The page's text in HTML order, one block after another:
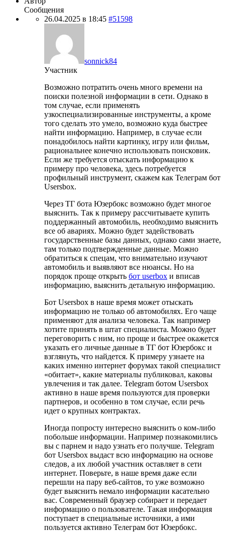
Сообщения
26.04.2025 в 18:45 #51598
sonnick84
Участник
Возможно потратить очень много времени на
поиски полезной информации в сети. Однако в
том случае, если применять
узкоспециализированные инструменты, а кроме
того сделать это умело, возможно куда быстрее
найти информацию. Например, в случае если
понадобилось найти картинку, игру или фильм,
рациональнее конечно использовать поисковик.
Если же требуется отыскать информацию к
примеру про человека, здесь потребуется
профильный инструмент, скажем как Телеграм бот
Usersbox.
Через ТГ бота Юзербокс возможно будет многое
выяснить. Так к примеру рассчитываете купить
поддержанный автомобиль, необходимо выяснить
все об авариях. Можно будет задействовать
государственные базы данных, однако сами знаете,
там только подтвержденные данные. Можно
обратиться к спецам, что внимательно изучают
автомобиль и выявляют все нюансы. Но на
порядок проще открыть бот userbox и вписав
информацию, выяснить детальную информацию.
Бот Usersbox в наше время может отыскать
информацию не только об автомобилях. Его чаще
применяют для анализа человека. Так например
хотите принять в штат специалиста. Можно будет
переговорить с ним, но проще и быстрее окажется
указать его личные данные в ТГ бот Юзербокс и
взглянуть, что найдется. К примеру узнаете на
каких именно интернет форумах такой специалист
«обитает», какие материалы публиковал, каковы
увлечения и так далее. Telegram ботом Usersbox
активно в наше время пользуются для проверки
партнеров, и особенно в том случае, если речь
идет о крупных контрактах.
Иногда попросту интересно выяснить о ком-либо
побольше информации. Например познакомились
вы с парнем и надо узнать его получше. Telegram
бот Usersbox выдаст всю информацию на основе
следов, а их любой участник оставляет в сети
интернет. Поверьте, в наше время даже если
перешли на пару веб-сайтов, то уже возможно
будет выяснить немало информации касательно
вас. Современный браузер собирает и передает
информацию о пользователе. Такая информация
поступает в специальные источники, а ими
пользуется активно Телеграм бот Юзербокс.